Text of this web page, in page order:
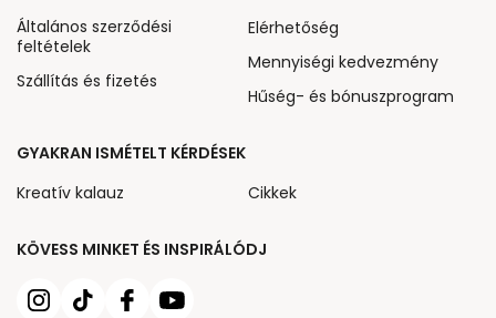
KÖVESS MINKET ÉS INSPIRÁLÓDJ
Általános szerződési
feltételek
Szállítás és fizetés
Elérhetőség
Mennyiségi kedvezmény
Hűség- és bónuszprogram
GYAKRAN ISMÉTELT KÉRDÉSEK
Kreatív kalauz
Cikkek